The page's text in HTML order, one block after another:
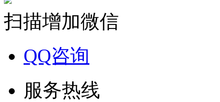
扫描增加微信
QQ咨询
服务热线